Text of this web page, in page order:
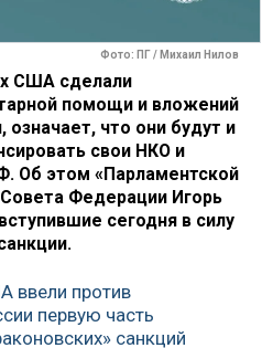
Фото: ПГ / Михаил Нилов
США сделали
помощи и вложений
означает, что они будут и
свои НКО и
Об этом «Парламентской
Совета Федерации Игорь
сегодня в силу
ввели против
первую часть
санкций